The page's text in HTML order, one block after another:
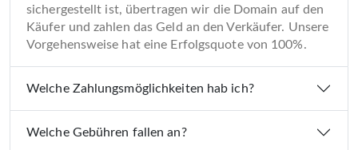
sichergestellt ist, übertragen wir die Domain auf den
Käufer und zahlen das Geld an den Verkäufer. Unsere
Vorgehensweise hat eine Erfolgsquote von 100%.
Welche Zahlungsmöglichkeiten hab ich?
Welche Gebühren fallen an?